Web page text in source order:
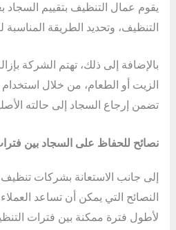
يقوم عمال التنظيف بتقييم السجاد
التنظيف، وتحديد الطريقة
بالإضافة إلى ذلك، تهتم الشركة
الزيت أو الطعام، من خلال
تضمن إرجاع السجاد إلى حالته
نصائح للحفاظ على السجاد بين
إلى جانب الاستعانة بشركات
النصائح التي يمكن أن تساعد
لأطول فترة ممكنة بين فترات